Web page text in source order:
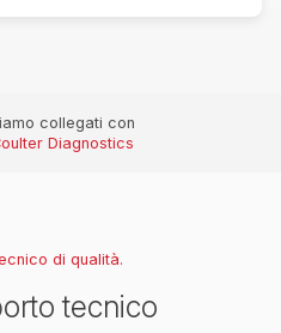
collegati con
Diagnostics
di qualità.
tecnico